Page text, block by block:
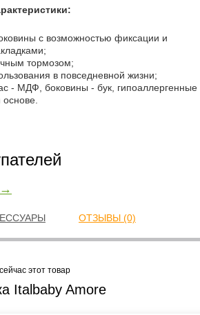
с возможностью фиксации и
тормозом;
в повседневной жизни;
- МДФ, боковины - бук, гипоаллергенные
→
ОТЗЫВЫ (0)
этот товар
Italbaby Amore